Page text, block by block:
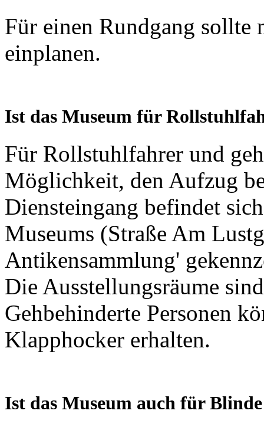
Für einen Rundgang sollte
einplanen.
Ist das Museum für
Für Rollstuhlfahrer und
Möglichkeit, den Aufzug
Diensteingang befindet
Museums (Straße Am
Antikensammlung'
Die Ausstellungsräume
Gehbehinderte Personen
Klapphocker erhalten.
Ist das Museum auch für